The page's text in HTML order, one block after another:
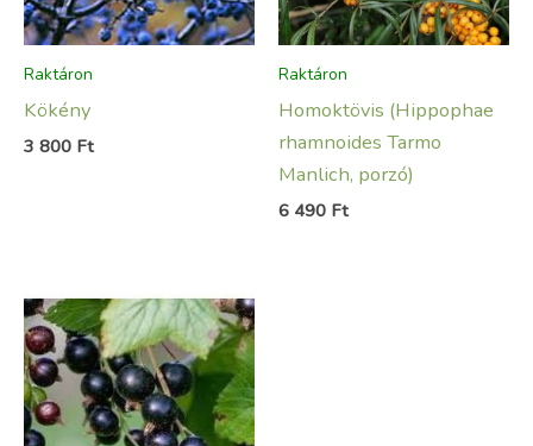
Raktáron
Kökény
3 800 Ft
Raktáron
Homoktövis (Hippophae
rhamnoides Tarmo
Manlich, porzó)
6 490 Ft